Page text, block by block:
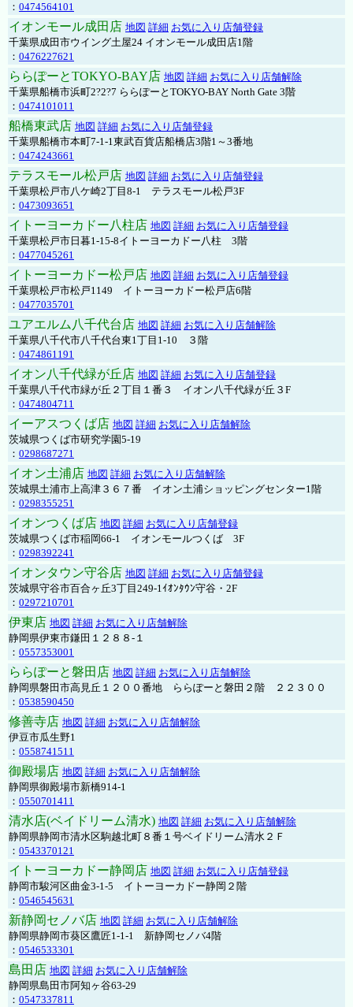
： 0474564101
イオンモール成田店 地図 詳細 お気に入り店舗登録
千葉県成田市ウイング土屋24 イオンモール成田店1階
： 0476227621
ららぽーとTOKYO-BAY店 地図 詳細 お気に入り店舗解除
千葉県船橋市浜町2?2?7 ららぽーとTOKYO-BAY North Gate 3階
： 0474101011
船橋東武店 地図 詳細 お気に入り店舗登録
千葉県船橋市本町7-1-1東武百貨店船橋店3階1～3番地
： 0474243661
テラスモール松戸店 地図 詳細 お気に入り店舗登録
千葉県松戸市八ケ崎2丁目8-1 テラスモール松戸3F
： 0473093651
イトーヨーカドー八柱店 地図 詳細 お気に入り店舗登録
千葉県松戸市日暮1-15-8イトーヨーカドー八柱 3階
： 0477045261
イトーヨーカドー松戸店 地図 詳細 お気に入り店舗登録
千葉県松戸市松戸1149 イトーヨーカドー松戸店6階
： 0477035701
ユアエルム八千代台店 地図 詳細 お気に入り店舗解除
千葉県八千代市八千代台東1丁目1-10 ３階
： 0474861191
イオン八千代緑が丘店 地図 詳細 お気に入り店舗登録
千葉県八千代市緑が丘２丁目１番３ イオン八千代緑が丘３F
： 0474804711
イーアスつくば店 地図 詳細 お気に入り店舗解除
茨城県つくば市研究学園5-19
： 0298687271
イオン土浦店 地図 詳細 お気に入り店舗解除
茨城県土浦市上高津３６７番 イオン土浦ショッピングセンター1階
： 0298355251
イオンつくば店 地図 詳細 お気に入り店舗登録
茨城県つくば市稲岡66-1 イオンモールつくば 3F
： 0298392241
イオンタウン守谷店 地図 詳細 お気に入り店舗登録
茨城県守谷市百合ヶ丘3丁目249-1ｲｵﾝﾀｳﾝ守谷・2F
： 0297210701
伊東店 地図 詳細 お気に入り店舗解除
静岡県伊東市鎌田１２８８-１
： 0557353001
ららぽーと磐田店 地図 詳細 お気に入り店舗解除
静岡県磐田市高見丘１２００番地 ららぽーと磐田２階 ２２３００
： 0538590450
修善寺店 地図 詳細 お気に入り店舗解除
伊豆市瓜生野1
： 0558741511
御殿場店 地図 詳細 お気に入り店舗解除
静岡県御殿場市新橋914-1
： 0550701411
清水店(ベイドリーム清水) 地図 詳細 お気に入り店舗解除
静岡県静岡市清水区駒越北町８番１号ベイドリーム清水２Ｆ
： 0543370121
イトーヨーカドー静岡店 地図 詳細 お気に入り店舗登録
静岡市駿河区曲金3-1-5 イトーヨーカドー静岡２階
： 0546545631
新静岡セノバ店 地図 詳細 お気に入り店舗解除
静岡県静岡市葵区鷹匠1-1-1 新静岡セノバ4階
： 0546533301
島田店 地図 詳細 お気に入り店舗解除
静岡県島田市阿知ヶ谷63-29
： 0547337811